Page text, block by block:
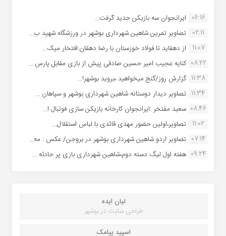
06:16 ایرانجوان سه بازیکن جدید گرفت...
02:11
تصاویر تمرین شاهین شهردارى بوشهر در ورزشگاه شهید ب...
11:07
از دهقاید تا فولاد خوزستان با رضا دهقان:افتخار میک...
08:22 کنایه عجیب امیر حسین صادقی پیش از بازی مقابل پارس ...
11:38 گزارش روز/گنج میخواهید ،بروید بوشهر!...
11:34 تصاویر دیدار دوستانه شاهین شهردارى بوشهر و سپاهان ...
08:46 سعید مفتخر :ایرانجوان کارخانه بازیکن سازی فوتبال ا...
11:02
تصاویر،اولین حضور مهدی قائدی با لباس استقلال...
07:14 تصاویر اردو شاهین شهرداری بوشهر در بروجن/ عکس : مه...
09:24 هفته اول لیگ دسته دوم،شاهین شهرداری بازی پر حادثه ...
لیان ایده
طراحی سایت در بوشهر
اسپید پیامک